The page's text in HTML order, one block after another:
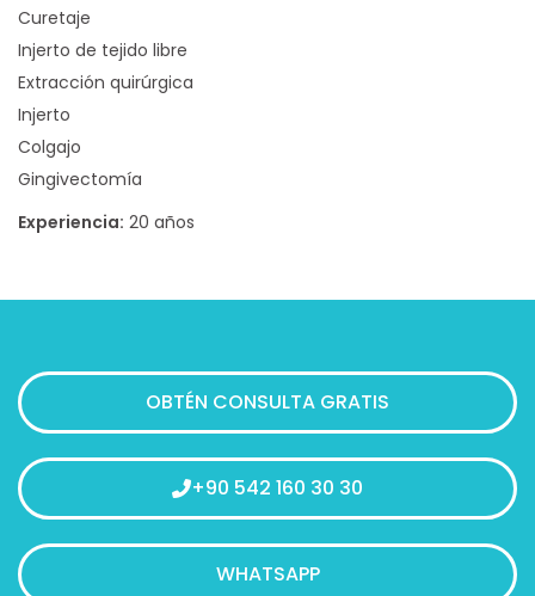
Curetaje
Injerto de tejido libre
Extracción quirúrgica
Injerto
Colgajo
Gingivectomía
Experiencia: 20 años
OBTÉN CONSULTA GRATIS
+90 542 160 30 30
WHATSAPP